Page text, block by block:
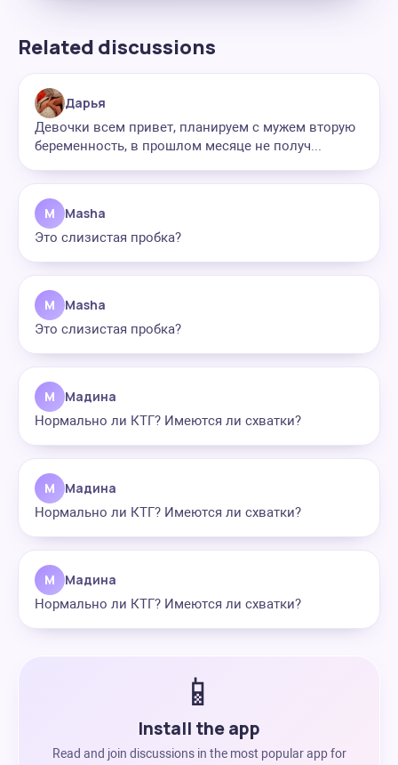
Related discussions
Дарья
Девочки всем привет, планируем с мужем вторую
беременность, в прошлом месяце не получ...
M Masha
Это слизистая пробка?
M Masha
Это слизистая пробка?
М Мадина
Нормально ли КТГ? Имеются ли схватки?
М Мадина
Нормально ли КТГ? Имеются ли схватки?
М Мадина
Нормально ли КТГ? Имеются ли схватки?
📱
Install the app
Read and join discussions in the most popular app for